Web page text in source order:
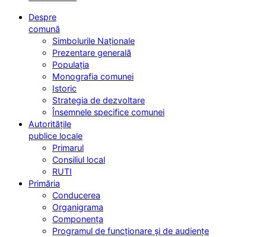
Despre
comună
Simbolurile Naționale
Prezentare generală
Populația
Monografia comunei
Istoric
Strategia de dezvoltare
Însemnele specifice comunei
Autoritățile
publice locale
Primarul
Consiliul local
RUTI
Primăria
Conducerea
Organigrama
Componența
Programul de funcționare și de audiențe